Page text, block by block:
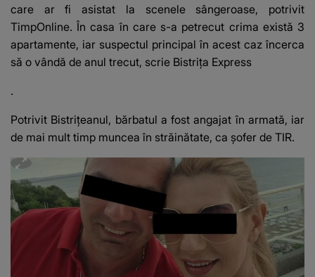
care ar fi asistat la scenele sângeroase, potrivit
TimpOnline. În casa în care s-a petrecut crima există 3
apartamente, iar suspectul principal în acest caz încerca
să o vândă de anul trecut, scrie Bistrița Express
.
Potrivit Bistrițeanul, bărbatul a fost angajat în armată, iar
de mai mult timp muncea în străinătate, ca șofer de TIR.